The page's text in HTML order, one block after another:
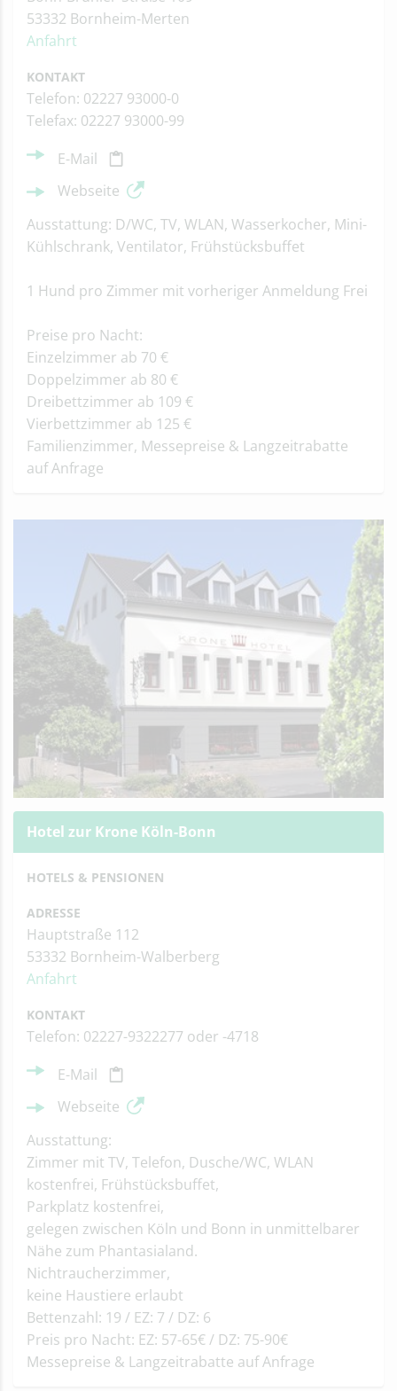
53332 Bornheim-Merten
Anfahrt
KONTAKT
Telefon: 02227 93000-0
Telefax: 02227 93000-99
E-Mail
Webseite
Ausstattung: D/WC, TV, WLAN, Wasserkocher, Mini-
Kühlschrank, Ventilator, Frühstücksbuffet
1 Hund pro Zimmer mit vorheriger Anmeldung Frei
Preise pro Nacht:
Einzelzimmer ab 70 €
Doppelzimmer ab 80 €
Dreibettzimmer ab 109 €
Vierbettzimmer ab 125 €
Familienzimmer, Messepreise & Langzeitrabatte
auf Anfrage
Hotel zur Krone Köln-Bonn
HOTELS & PENSIONEN
ADRESSE
Hauptstraße 112
53332 Bornheim-Walberberg
Anfahrt
KONTAKT
Telefon: 02227-9322277 oder -4718
E-Mail
Webseite
Ausstattung:
Zimmer mit TV, Telefon, Dusche/WC, WLAN
kostenfrei, Frühstücksbuffet,
Parkplatz kostenfrei,
gelegen zwischen Köln und Bonn in unmittelbarer
Nähe zum Phantasialand.
Nichtraucherzimmer,
keine Haustiere erlaubt
Bettenzahl: 19 / EZ: 7 / DZ: 6
Preis pro Nacht: EZ: 57-65€ / DZ: 75-90€
Messepreise & Langzeitrabatte auf Anfrage